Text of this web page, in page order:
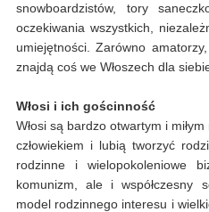
snowboardzistów, tory
oczekiwania wszystkich,
umiejętności. Zarówno
znajdą coś we Włoszech dla
Włosi i ich gościnność
Włosi są bardzo otwartym i
człowiekiem i lubią tworzyć
rodzinne i wielopokoleniowe
komunizm, ale i współczesny
model rodzinnego interesu i